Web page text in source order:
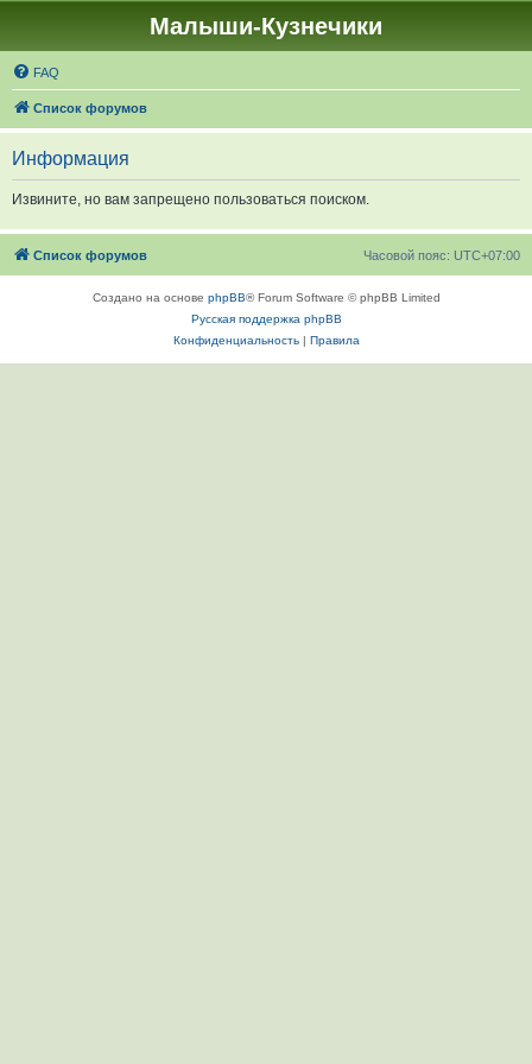
Малыши-Кузнечики
FAQ
Список форумов
Информация
Извините, но вам запрещено пользоваться поиском.
Список форумов Часовой пояс: UTC+07:00
Создано на основе phpBB® Forum Software © phpBB Limited
Русская поддержка phpBB
Конфиденциальность| Правила